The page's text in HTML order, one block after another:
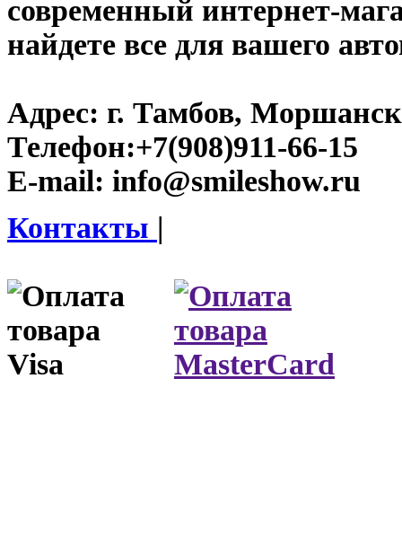
современный интернет-
найдете все для вашего
Адрес: г. Тамбов,
Телефон:+7(908)911-66-15
E-mail: info@smileshow.ru
Контакты |